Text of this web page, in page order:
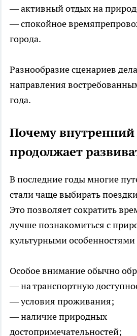
— активный отдых на
— спокойное
города.
Разнообразие сценариев
направления
года.
Почему внутренний
продолжает
В последние годы многие
стали чаще выбирать
Это позволяет сократить
лучше познакомиться с
культурными
Особое внимание обычно
— на транспортную
— условия проживания;
— наличие природных
достопримечательностей;